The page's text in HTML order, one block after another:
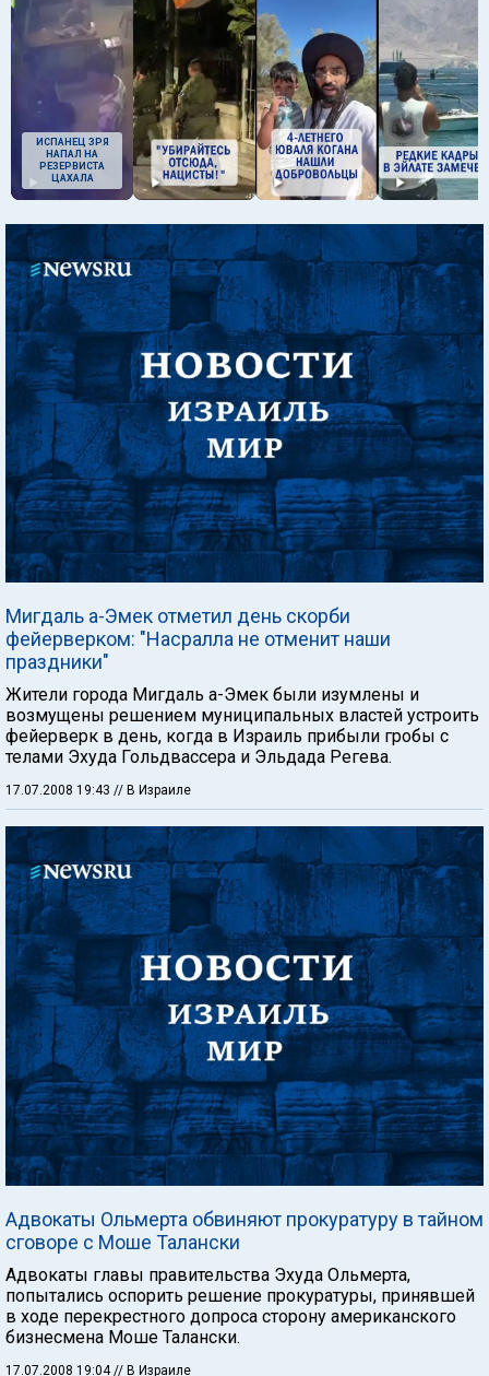
ИСПАНЕЦ ЗРЯ
НАПАЛ НА
РЕЗЕРВИСТА
ЦАХАЛА
Мигдаль а-Эмек отметил день скорби
фейерверком: "Насралла не отменит наши
праздники"
Жители города Мигдаль а-Эмек были изумлены и
возмущены решением муниципальных властей устроить
фейерверк в день, когда в Израиль прибыли гробы с
телами Эхуда Гольдвассера и Эльдада Регева.
17.07.2008 19:43 // В Израиле
Адвокаты Ольмерта обвиняют прокуратуру в тайном
сговоре с Моше Талански
Адвокаты главы правительства Эхуда Ольмерта,
попытались оспорить решение прокуратуры, принявшей
в ходе перекрестного допроса сторону американского
бизнесмена Моше Талански.
17.07.2008 19:04 // В Израиле